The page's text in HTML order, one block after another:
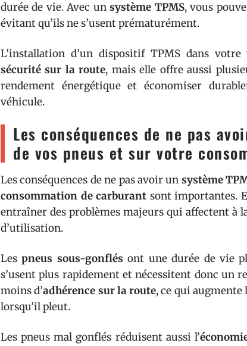
durée de vie. Avec unsystème TPMS, vous
évitant qu’ils ne s’usent prématurément.
L’installation d’un dispositif TPMS dans
sécurité sur la route, mais elle offre aussi
rendement énergétique et économiser
véhicule.
Les conséquences de ne pas
de vos pneus et sur votre
Les conséquences de ne pas avoir un système
consommation de carburant sont importantes.
entraîner des problèmes majeurs qui affectent à
d’utilisation.
Lespneus sous-gonflés ont une durée de vie
s’usent plus rapidement et nécessitent donc un
moins d’adhérence sur la route, ce qui augmente
lorsqu’il pleut.
Les pneus mal gonflés réduisent aussi l’